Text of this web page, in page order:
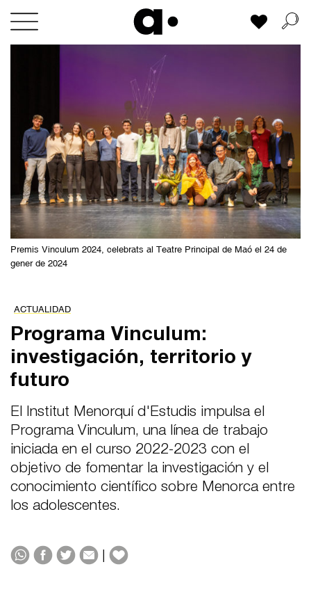
Skip
content
Mi lista
Premis Vinculum 2024, celebrats al Teatre Principal de Maó el 24 de
gener de 2024
ACTUALIDAD
Programa Vinculum:
investigación, territorio y
futuro
El Institut Menorquí d'Estudis impulsa el
Programa Vinculum, una línea de trabajo
iniciada en el curso 2022-2023 con el
objetivo de fomentar la investigación y el
conocimiento científico sobre Menorca entre
los adolescentes.